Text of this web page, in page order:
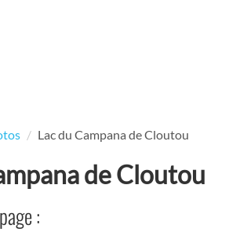
Lac du Campana de Cloutou
de Cloutou
: